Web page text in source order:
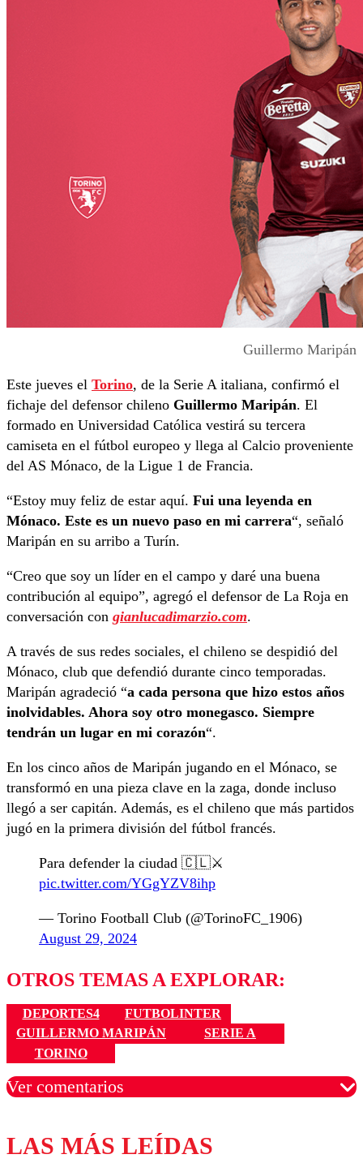
Guillermo Maripán
Este jueves el Torino, de la Serie A italiana, confirmó el
fichaje del defensor chileno Guillermo Maripán. El
formado en Universidad Católica vestirá su tercera
camiseta en el fútbol europeo y llega al Calcio proveniente
del AS Mónaco, de la Ligue 1 de Francia.
“Estoy muy feliz de estar aquí. Fui una leyenda en
Mónaco. Este es un nuevo paso en mi carrera“, señaló
Maripán en su arribo a Turín.
“Creo que soy un líder en el campo y daré una buena
contribución al equipo”, agregó el defensor de La Roja en
conversación con gianlucadimarzio.com.
A través de sus redes sociales, el chileno se despidió del
Mónaco, club que defendió durante cinco temporadas.
Maripán agradeció “a cada persona que hizo estos años
inolvidables. Ahora soy otro monegasco. Siempre
tendrán un lugar en mi corazón“.
En los cinco años de Maripán jugando en el Mónaco, se
transformó en una pieza clave en la zaga, donde incluso
llegó a ser capitán. Además, es el chileno que más partidos
jugó en la primera división del fútbol francés.
Para defender la ciudad 🇨🇱⚔️
pic.twitter.com/YGgYZV8ihp
— Torino Football Club (@TorinoFC_1906)
August 29, 2024
OTROS TEMAS A EXPLORAR:
DEPORTES4
FUTBOLINTER
GUILLERMO MARIPÁN
SERIE A
TORINO
Ver comentarios
Los comentarios son moderados para garantizar un
diálogo respetuoso.
LAS MÁS LEÍDAS